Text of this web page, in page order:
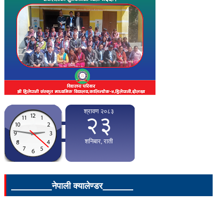
____________नेपाली क्यालेण्डर_________